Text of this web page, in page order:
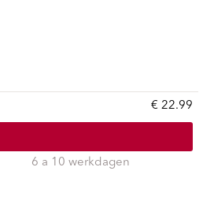
€ 22.99
6 a 10 werkdagen